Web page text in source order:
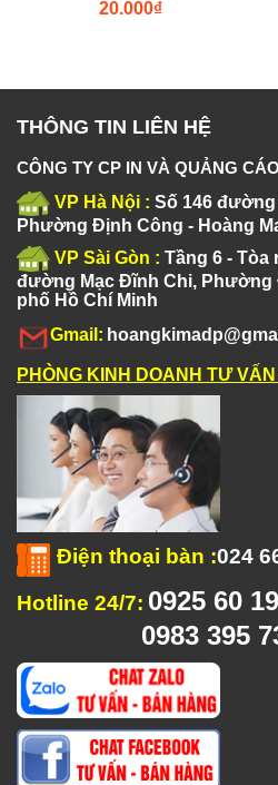
₫
20.000
THÔNG TIN LIÊN HỆ
CÔNG TY CP IN VÀ QUẢNG
VP Hà Nội : Số 146
Phường Định Công - Hoàng
VP Sài Gòn : Tầng 6 - Tòa
đường Mạc Đĩnh Chi, Phường
phố Hồ Chí Minh
Gmail:
PHÒNG KINH DOANH TƯ
Điện thoại bàn :024
Hotline 24/7: 0925 60
0983 395